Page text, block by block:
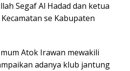
Segaf Al Hadad dan ketua
se Kabupaten
Atok Irawan mewakili
adanya klub jantung